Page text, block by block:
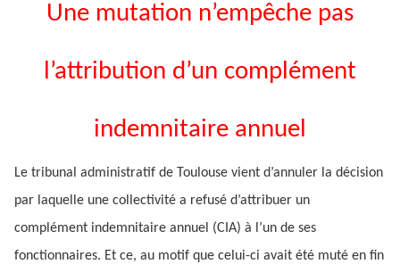
Une mutation n’empêche pas
l’attribution d’un complément
indemnitaire annuel
Le tribunal administratif de Toulouse vient d’annuler la décision
par laquelle une collectivité a refusé d’attribuer un
complément indemnitaire annuel (CIA) à l’un de ses
fonctionnaires. Et ce, au motif que celui-ci avait été muté en fin